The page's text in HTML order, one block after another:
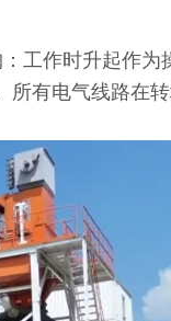
工作时升起作为
所有电气线路在